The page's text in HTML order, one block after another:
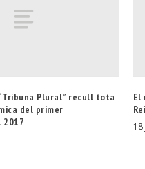
Plural” recull tota
del primer
2017
El